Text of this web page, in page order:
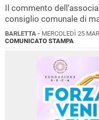
Il commento
consiglio comunale di
BARLETTA - MERCOLEDÌ 25
COMUNICATO STAMPA